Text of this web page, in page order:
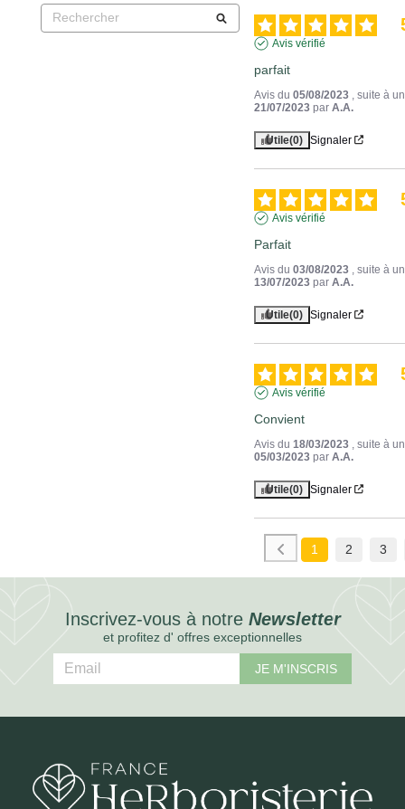
Avis vérifié
parfait
Avis du05/08/2023 , suite à
21/07/2023 parA.A.
Utile(0) Signaler
Avis vérifié
Parfait
Avis du03/08/2023 , suite à
13/07/2023 parA.A.
Utile(0) Signaler
Avis vérifié
Convient
Avis du18/03/2023 , suite à
05/03/2023 parA.A.
Utile(0) Signaler
1 2 3
Inscrivez-vous à notre Newsletter
et profitez d' offres exceptionnelles
JE M'INSCRIS